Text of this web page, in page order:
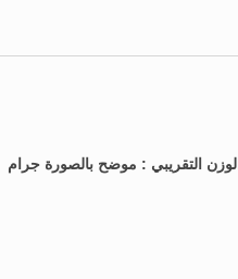
الوزن التقريبي : موضح بالصورة جرام